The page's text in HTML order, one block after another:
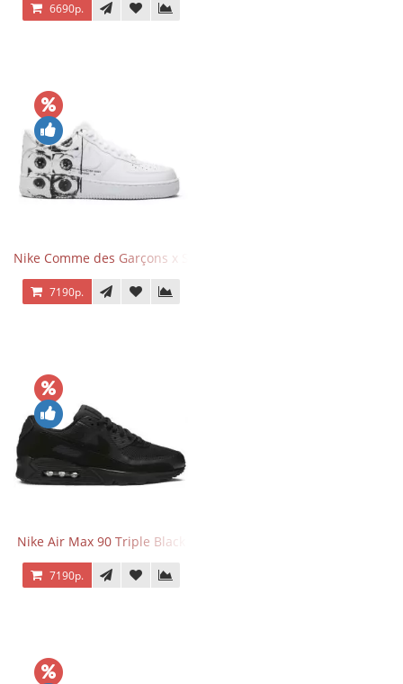
6690р.
Nike Comme des Garçons x Supreme x Air Force 1 Low Eyes
7190р.
Nike Air Max 90 Triple Black
7190р.